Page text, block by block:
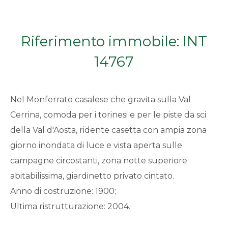
Riferimento immobile: INT
14767
Nel Monferrato casalese che gravita sulla Val
Cerrina, comoda per i torinesi e per le piste da sci
della Val d'Aosta, ridente casetta con ampia zona
giorno inondata di luce e vista aperta sulle
campagne circostanti, zona notte superiore
abitabilissima, giardinetto privato cintato.
Anno di costruzione: 1900;
Ultima ristrutturazione: 2004.
1
3
4
5
5+